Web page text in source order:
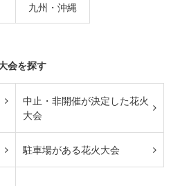
九州・沖縄
会を探す
中止・非開催が決定した花火
大会
駐車場がある花火大会